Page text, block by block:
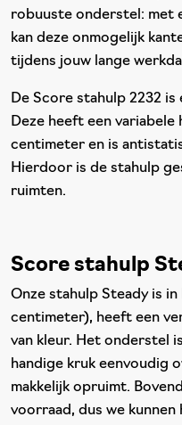
robuuste onderstel: met
kan deze onmogelijk
tijdens jouw lange
De Score stahulp 2232 is
Deze heeft een
centimeter en is
Hierdoor is de stahulp
ruimten.
Score stahulp
Onze stahulp Steady is
centimeter), heeft een
van kleur. Het onderstel
handige kruk eenvoudig
makkelijk opruimt.
voorraad, dus we kunnen